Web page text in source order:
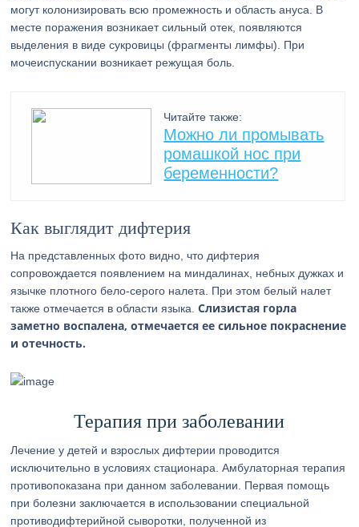
могут колонизировать всю промежность и область ануса. В
месте поражения возникает сильный отек, появляются
выделения в виде сукровицы (фрагменты лимфы). При
мочеиспускании возникает режущая боль.
Читайте также:
Можно ли промывать
ромашкой нос при
беременности?
Как выглядит дифтерия
На представленных фото видно, что дифтерия
сопровождается появлением на миндалинах, небных дужках и
язычке плотного бело-серого налета. При этом белый налет
также отмечается в области языка.Слизистая горла
заметно воспалена, отмечается ее сильное покраснение
и отечность.
Терапия при заболевании
Лечение у детей и взрослых дифтерии проводится
исключительно в условиях стационара. Амбулаторная терапия
противопоказана при данном заболевании. Первая помощь
при болезни заключается в использовании специальной
противодифтерийной сыворотки, полученной из